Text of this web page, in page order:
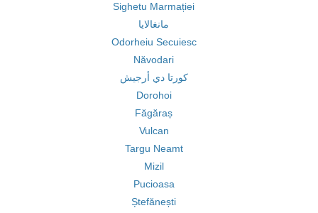
Sighetu Marmației
مانغالايا
Odorheiu Secuiesc
Năvodari
كورتا دي أرجيش
Dorohoi
Făgăraș
Vulcan
Targu Neamt
Mizil
Pucioasa
Ștefănești